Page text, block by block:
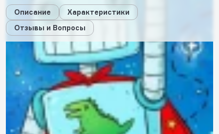
Описание
Характеристики
Отзывы и Вопросы
Описание
Характеристики
Отзывы0 Вопросы0
Пока нет отзывов
Оставить свой отзыв